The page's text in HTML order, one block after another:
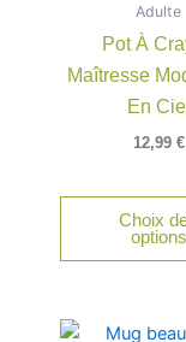
Adulte
Pot À
Maîtresse
En Ciel
12,99 €
Choix
options